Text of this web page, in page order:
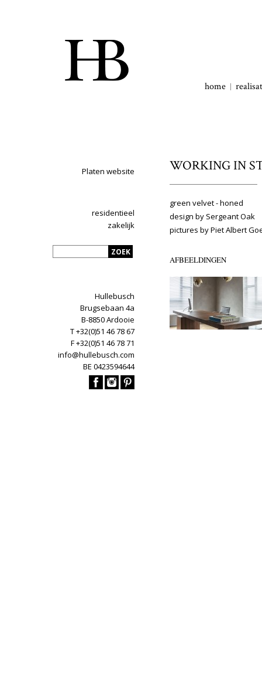
home
Platen website
residentieel
zakelijk
Hullebusch
Brugsebaan 4a
B-8850 Ardooie
T +32(0)51 46 78 67
F +32(0)51 46 78 71
info@hullebusch.com
BE 0423594644
WORKING IN
green velvet - honed
design by Sergeant Oak
pictures by Piet Albert
AFBEELDINGEN